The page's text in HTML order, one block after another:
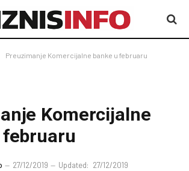
Preuzimanje Komercijalne banke u februaru
Komercijalne
27/12/2019 Updated: 27/12/2019